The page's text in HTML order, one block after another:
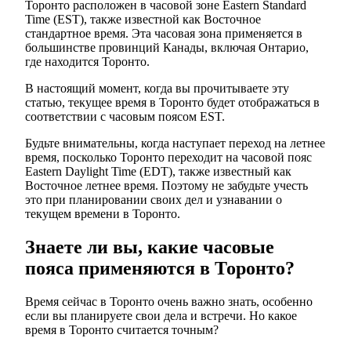
Торонто расположен в часовой зоне Eastern Standard
Time (EST), также известной как Восточное
стандартное время. Эта часовая зона применяется в
большинстве провинций Канады, включая Онтарио,
где находится Торонто.
В настоящий момент, когда вы прочитываете эту
статью, текущее время в Торонто будет отображаться в
соответствии с часовым поясом EST.
Будьте внимательны, когда наступает переход на летнее
время, посколько Торонто переходит на часовой пояс
Eastern Daylight Time (EDT), также известный как
Восточное летнее время. Поэтому не забудьте учесть
это при планировании своих дел и узнавании о
текущем времени в Торонто.
Знаете ли вы, какие часовые
пояса применяются в Торонто?
Время сейчас в Торонто очень важно знать, особенно
если вы планируете свои дела и встречи. Но какое
время в Торонто считается точным?